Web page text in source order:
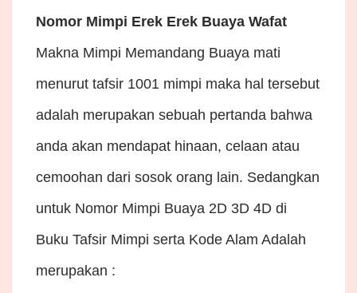
Nomor Mimpi Erek Erek Buaya Wafat
Makna Mimpi Memandang Buaya mati
menurut tafsir 1001 mimpi maka hal tersebut
adalah merupakan sebuah pertanda bahwa
anda akan mendapat hinaan, celaan atau
cemoohan dari sosok orang lain. Sedangkan
untuk Nomor Mimpi Buaya 2D 3D 4D di
Buku Tafsir Mimpi serta Kode Alam Adalah
merupakan :